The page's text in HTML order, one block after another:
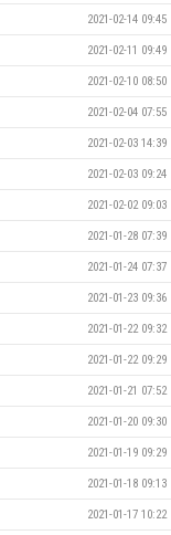
2021-02-14 09:45
2021-02-11 09:49
2021-02-10 08:50
2021-02-04 07:55
2021-02-03 14:39
2021-02-03 09:24
2021-02-02 09:03
2021-01-28 07:39
2021-01-24 07:37
2021-01-23 09:36
2021-01-22 09:32
2021-01-22 09:29
2021-01-21 07:52
2021-01-20 09:30
2021-01-19 09:29
2021-01-18 09:13
2021-01-17 10:22